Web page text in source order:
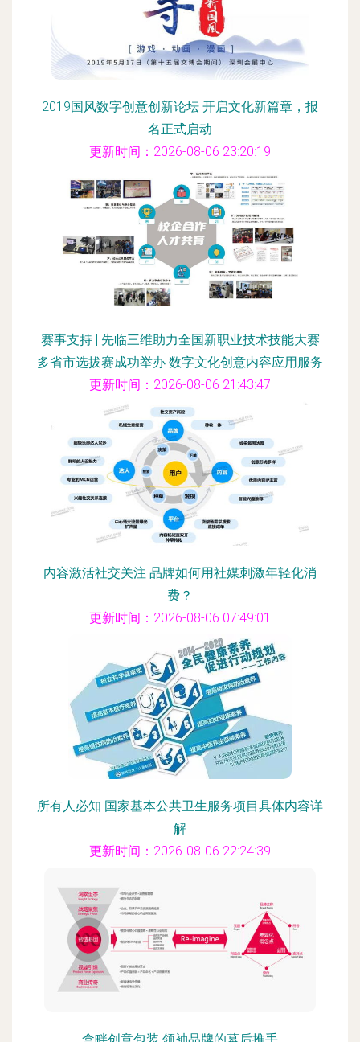
2019国风数字创意创新论坛 开启文化新篇章，报
名正式启动
更新时间：2026-08-06 23:20:19
赛事支持 | 先临三维助力全国新职业技术技能大赛
多省市选拔赛成功举办 数字文化创意内容应用服务
更新时间：2026-08-06 21:43:47
内容激活社交关注 品牌如何用社媒刺激年轻化消
费？
更新时间：2026-08-06 07:49:01
所有人必知 国家基本公共卫生服务项目具体内容详
解
更新时间：2026-08-06 22:24:39